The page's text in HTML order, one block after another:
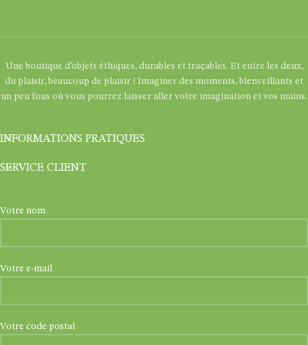
Une boutique d’objets éthiques, durables et traçables. Et entre les deux,
du plaisir, beaucoup de plaisir ! Imaginer des moments, bienveillants et
un peu fous où vous pourrez laisser aller votre imagination et vos mains.
INFORMATIONS PRATIQUES
SERVICE CLIENT
Votre nom
Votre e-mail
Votre code postal